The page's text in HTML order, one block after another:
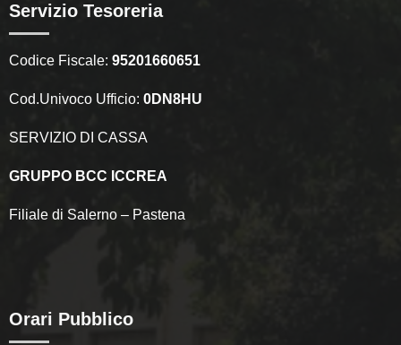
Servizio Tesoreria
Codice Fiscale: 95201660651
Cod.Univoco Ufficio: 0DN8HU
SERVIZIO DI CASSA
GRUPPO BCC ICCREA
Filiale di Salerno – Pastena
Orari Pubblico